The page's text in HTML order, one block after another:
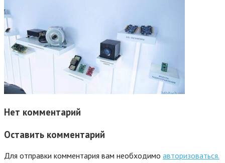
Нет комментарий
Оставить комментарий
Для отправки комментария вам необходимо авторизоваться.